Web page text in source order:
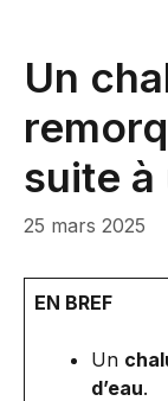
Un
suite à
25 mars 2025
EN BREF
Un
d’eau.